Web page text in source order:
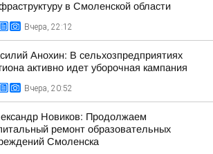
в Смоленской области
Вчера, 22:12
Анохин: В сельхозпредприятиях
активно идет уборочная кампания
Вчера, 20:52
Новиков: Продолжаем
ремонт образовательных
Смоленска